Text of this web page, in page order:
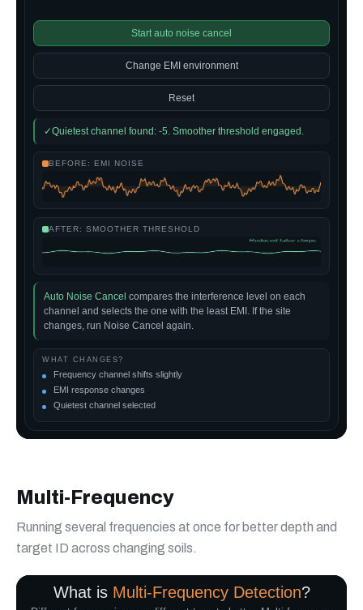
Multi-Frequency
Running several frequencies at once for better depth and
target ID across changing soils.